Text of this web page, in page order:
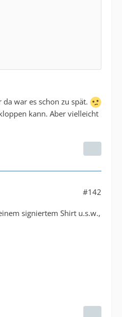
war es schon zu spät.
kann. Aber vielleicht
#142
signiertem Shirt u.s.w.,